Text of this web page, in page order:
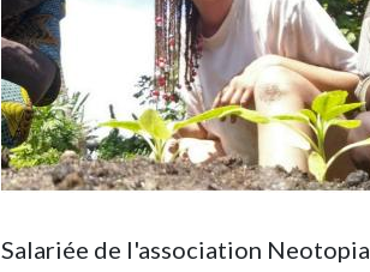
Salariée de l'association Neotopia